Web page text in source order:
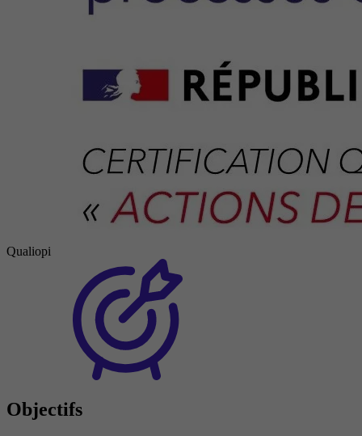
Qualiopi
Objectifs